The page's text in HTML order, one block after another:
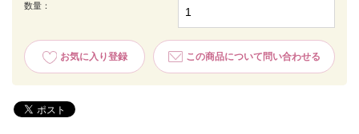
数量：
お気に入り登録 この商品について問い合わせる